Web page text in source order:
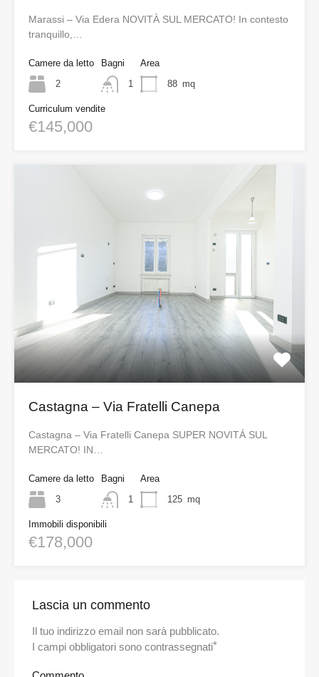
Marassi – Via Edera NOVITÀ SUL MERCATO! In contesto
tranquillo,…
Camere da letto
2
Bagni
1
Area
88 mq
Curriculum vendite
€145,000
Castagna – Via Fratelli Canepa
Castagna – Via Fratelli Canepa SUPER NOVITÁ SUL
MERCATO! IN…
Camere da letto
3
Bagni
1
Area
125 mq
Immobili disponibili
€178,000
Lascia un commento
Il tuo indirizzo email non sarà pubblicato.
I campi obbligatori sono contrassegnati*